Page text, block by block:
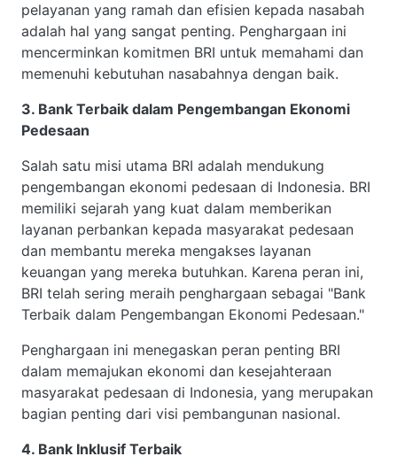
pelayanan yang ramah dan efisien kepada nasabah
adalah hal yang sangat penting. Penghargaan ini
mencerminkan komitmen BRI untuk memahami dan
memenuhi kebutuhan nasabahnya dengan baik.
3. Bank Terbaik dalam Pengembangan Ekonomi
Pedesaan
Salah satu misi utama BRI adalah mendukung
pengembangan ekonomi pedesaan di Indonesia. BRI
memiliki sejarah yang kuat dalam memberikan
layanan perbankan kepada masyarakat pedesaan
dan membantu mereka mengakses layanan
keuangan yang mereka butuhkan. Karena peran ini,
BRI telah sering meraih penghargaan sebagai "Bank
Terbaik dalam Pengembangan Ekonomi Pedesaan."
Penghargaan ini menegaskan peran penting BRI
dalam memajukan ekonomi dan kesejahteraan
masyarakat pedesaan di Indonesia, yang merupakan
bagian penting dari visi pembangunan nasional.
4. Bank Inklusif Terbaik